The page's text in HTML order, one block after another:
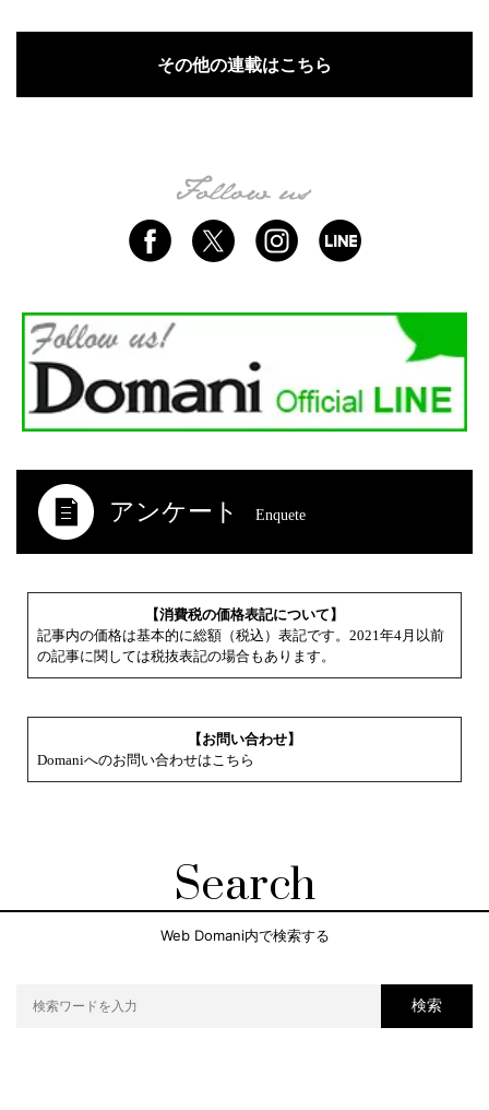
その他の連載はこちら
アンケート Enquete
【消費税の価格表記について】
記事内の価格は基本的に総額（税込）表記です。2021年4月以前
の記事に関しては税抜表記の場合もあります。
【お問い合わせ】
Domaniへのお問い合わせはこちら
Search
Web Domani内で検索する
検索